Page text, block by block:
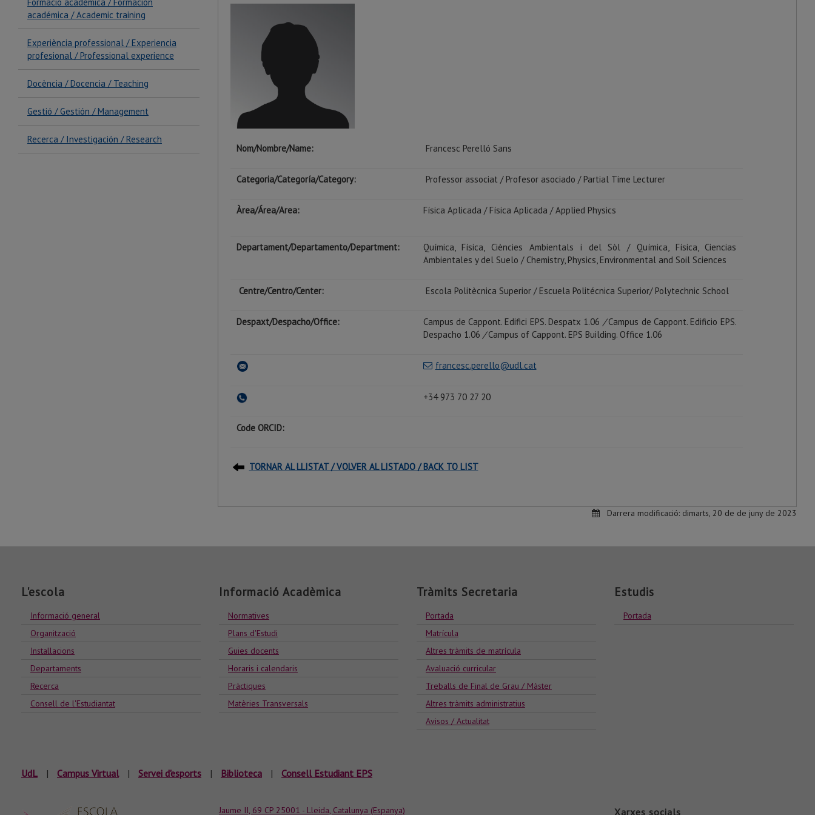
académica / Academic training
Experiència professional / Experiencia
profesional / Professional experience
Docència / Docencia / Teaching
Gestió / Gestión / Management
Recerca / Investigación / Research
Nom/Nombre/Name: Francesc Perelló Sans
Categoria/Categoría/Category: Professor associat / Profesor asociado / Partial Time Lecturer
Àrea/Área/Area: Física Aplicada / Física Aplicada / Applied Physics
Departament/Departamento/Department:
Química, Física, Ciències Ambientals i del Sòl / Química, Física, Ciencias
Ambientales y del Suelo / Chemistry, Physics, Environmental and Soil Sciences
Centre/Centro/Center: Escola Politècnica Superior / Escuela Politécnica Superior/ Polytechnic School
Despaxt/Despacho/Office: Campus de Cappont. Edifici EPS. Despatx 1.06 /Campus de Cappont. Edificio EPS.
Despacho 1.06 /Campus of Cappont. EPS Building. Office 1.06
francesc.perello@udl.cat
+34 973 70 27 20
Code ORCID:
TORNAR AL LLISTAT / VOLVER AL LISTADO /BACK TO LIST
Darrera modificació: dimarts, 20 de de juny de 2023
L'escola
Informació general
Organització
Installacions
Departaments
Recerca
Consell de l'Estudiantat
Informació Acadèmica
Normatives
Plans d'Estudi
Guies docents
Horaris i calendaris
Pràctiques
Matèries Transversals
Tràmits Secretaria
Portada
Matrícula
Altres tràmits de matrícula
Avaluació curricular
Treballs de Final de Grau / Màster
Altres tràmits administratius
Avisos / Actualitat
Estudis
Portada
UdL | Campus Virtual | Servei d'esports | Biblioteca | Consell Estudiant EPS
Jaume II, 69 CP 25001 - Lleida, Catalunya (Espanya) Xarxes socials